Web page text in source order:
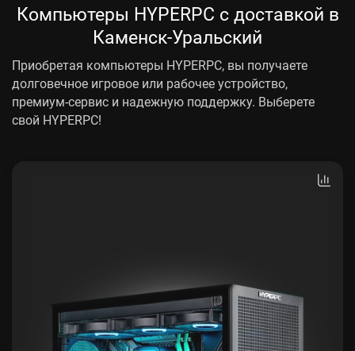
Компьютеры HYPERPC с доставкой в
Каменск-Уральский
Приобретая компьютеры HYPERPC, вы получаете
долговечное игровое или рабочее устройство,
премиум-сервис и надежную поддержку. Выберете
свой HYPERPC!